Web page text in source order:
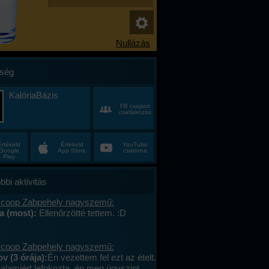
KalóriaBázis
FB csoport
csatlakozás
Play
Értékeld
App Store
YouTube
csatorna
aktivitás
Zabpehely nagyszemű:
(most): Ellenőrzötté tettem. :D
Zabpehely nagyszemű:
(3 órája):Én vezettem fel ezt az ételt.